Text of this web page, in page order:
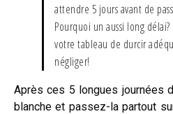
attendre 5 jours avant de
Pourquoi un aussi long
votre tableau de durcir
négliger!
Après ces 5 longues journées
blanche et passez-la partout